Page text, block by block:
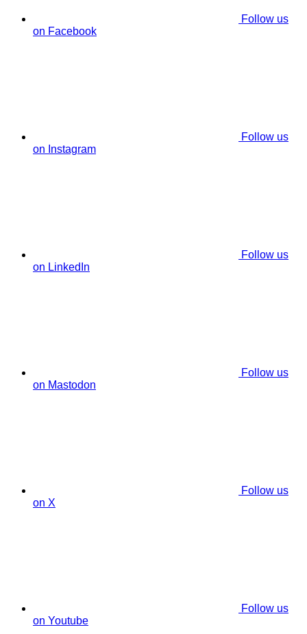
Follow us
on Facebook
Follow us
on Instagram
Follow us
on LinkedIn
Follow us
on Mastodon
Follow us
on X
Follow us
on Youtube